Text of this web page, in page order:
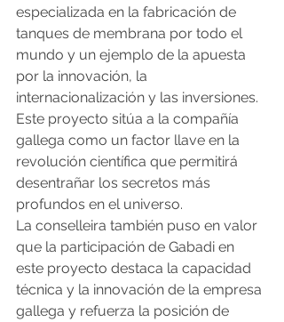
especializada en la fabricación de
tanques de membrana por todo el
mundo y un ejemplo de la apuesta
por la innovación, la
internacionalización y las inversiones.
Este proyecto sitúa a la compañía
gallega como un factor llave en la
revolución científica que permitirá
desentrañar los secretos más
profundos en el universo.
La conselleira también puso en valor
que la participación de Gabadi en
este proyecto destaca la capacidad
técnica y la innovación de la empresa
gallega y refuerza la posición de